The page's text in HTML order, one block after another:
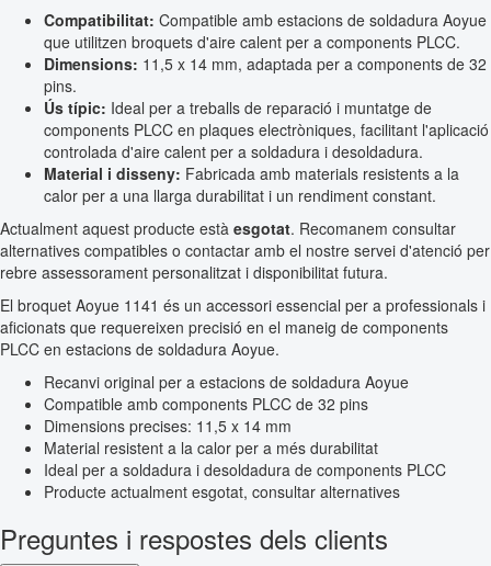
Compatibilitat: Compatible amb estacions de soldadura Aoyue
que utilitzen broquets d'aire calent per a components PLCC.
Dimensions: 11,5 x 14 mm, adaptada per a components de 32
pins.
Ús típic: Ideal per a treballs de reparació i muntatge de
components PLCC en plaques electròniques, facilitant l'aplicació
controlada d'aire calent per a soldadura i desoldadura.
Material i disseny: Fabricada amb materials resistents a la
calor per a una llarga durabilitat i un rendiment constant.
Actualment aquest producte està esgotat. Recomanem consultar
alternatives compatibles o contactar amb el nostre servei d'atenció per
rebre assessorament personalitzat i disponibilitat futura.
El broquet Aoyue 1141 és un accessori essencial per a professionals i
aficionats que requereixen precisió en el maneig de components
PLCC en estacions de soldadura Aoyue.
Recanvi original per a estacions de soldadura Aoyue
Compatible amb components PLCC de 32 pins
Dimensions precises: 11,5 x 14 mm
Material resistent a la calor per a més durabilitat
Ideal per a soldadura i desoldadura de components PLCC
Producte actualment esgotat, consultar alternatives
Preguntes i respostes dels clients